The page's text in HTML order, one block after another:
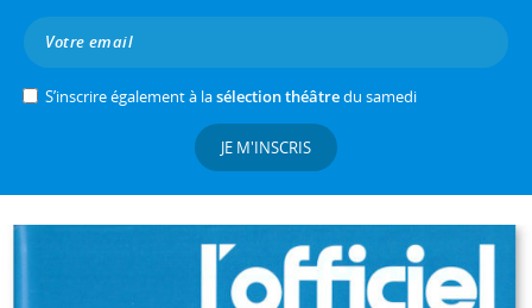
S’inscrire également à lasélection théâtredu samedi
JE M'INSCRIS